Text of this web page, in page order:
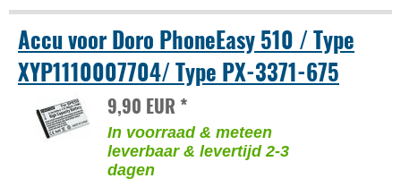
Accu voor Doro PhoneEasy 510 / Type
XYP1110007704/ Type PX-3371-675
9,90 EUR *
In voorraad & meteen
leverbaar & levertijd 2-3
dagen